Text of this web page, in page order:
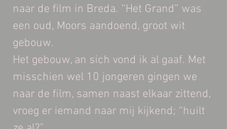
naar de film in Breda. “Het Grand” was
een oud, Moors aandoend, groot wit
gebouw.
Het gebouw, an sich vond ik al gaaf. Met
misschien wel 10 jongeren gingen we
naar de film, samen naast elkaar zittend,
vroeg er iemand naar mij kijkend; “huilt